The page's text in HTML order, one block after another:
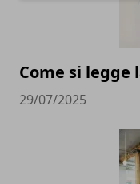
Come si legge
29/07/2025